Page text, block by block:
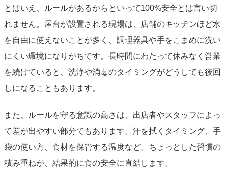
とはいえ、ルールがあるからといって100%安全とは言い切
れません。屋台が設置される現場は、店舗のキッチンほど水
を自由に使えないことが多く、調理器具や手をこまめに洗い
にくい環境になりがちです。長時間にわたって休みなく営業
を続けていると、洗浄や消毒のタイミングがどうしても後回
しになることもあります。
また、ルールを守る意識の高さは、出店者やスタッフによっ
て差が出やすい部分でもあります。汗を拭くタイミング、手
袋の使い方、食材を保管する温度など、ちょっとした習慣の
積み重ねが、結果的に食の安全に直結します。